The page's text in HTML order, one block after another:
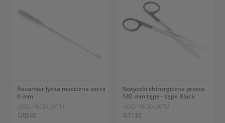
Recamier łyżka maciczna ostra
6 mm
KOD PRODUKTU:
G0246
Nożyczki chirurgiczne proste
140 mm tępe - tępe Black
KOD PRODUKTU:
G1133